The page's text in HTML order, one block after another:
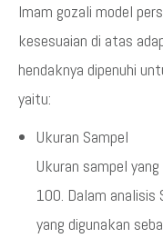
Imam gozali model
kesesuaian di atas
hendaknya dipenuhi
yaitu:
Ukuran Sampel
Ukuran sampel
100. Dalam analisis
yang digunakan